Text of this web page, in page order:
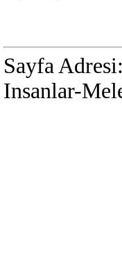
Sayfa
Insanlar-